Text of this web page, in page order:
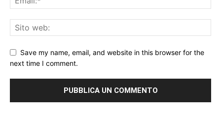
Save my name, email, and website in this browser for the
next time I comment.